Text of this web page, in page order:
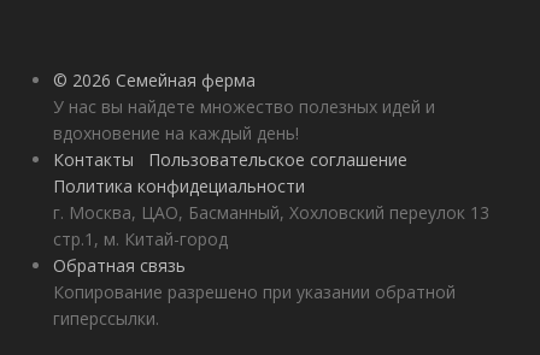
© 2026 Семейная ферма
У нас вы найдете множество полезных идей и
вдохновение на каждый день!
Контакты
Пользовательское соглашение
Политика конфидециальности
г. Москва, ЦАО, Басманный, Хохловский переулок 13
стр.1, м. Китай-город
Обратная связь
Копирование разрешено при указании обратной
гиперссылки.